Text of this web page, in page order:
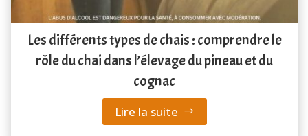
Les différents types de chais : comprendre le
rôle du chai dans l’élevage du pineau et du
cognac
Lire la suite